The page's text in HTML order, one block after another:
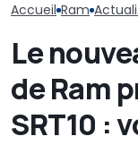
Accueil Ram
Le
de Ram
SRT10 :